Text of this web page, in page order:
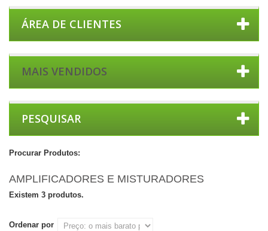
ÁREA DE CLIENTES
MAIS VENDIDOS
PESQUISAR
Procurar Produtos:
AMPLIFICADORES E MISTURADORES
Existem 3 produtos.
Ordenar por